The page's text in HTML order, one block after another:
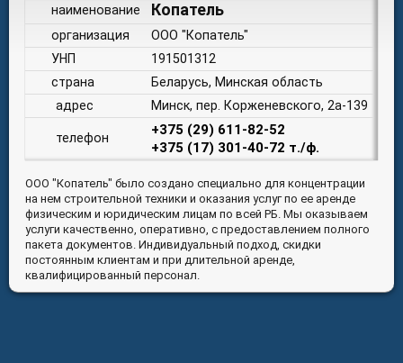
наименование Копатель
организация
ООО "Копатель"
УНП
191501312
страна
Беларусь, Минская область
адрес
Минск, пер. Корженевского, 2а-139
телефон
+375 (29) 611-82-52
+375 (17) 301-40-72 т./ф.
ООО "Копатель" было создано специально для концентрации
на нем строительной техники и оказания услуг по ее аренде
физическим и юридическим лицам по всей РБ. Мы оказываем
услуги качественно, оперативно, с предоставлением полного
пакета документов. Индивидуальный подход, скидки
постоянным клиентам и при длительной аренде,
квалифицированный персонал.